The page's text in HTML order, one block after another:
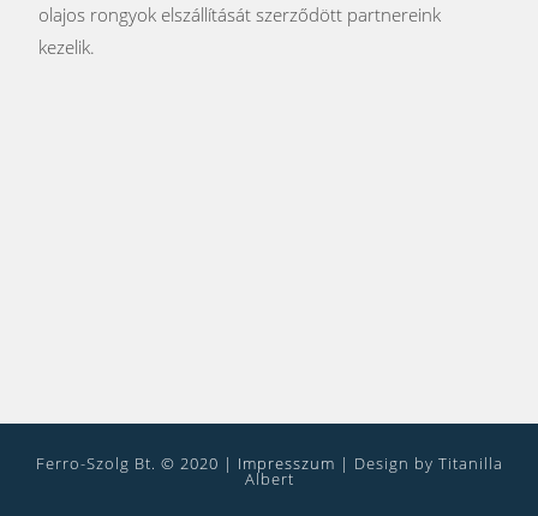
olajos rongyok elszállítását szerződött partnereink
kezelik.
Ferro-Szolg Bt. © 2020 | Impresszum | Design by Titanilla
Albert